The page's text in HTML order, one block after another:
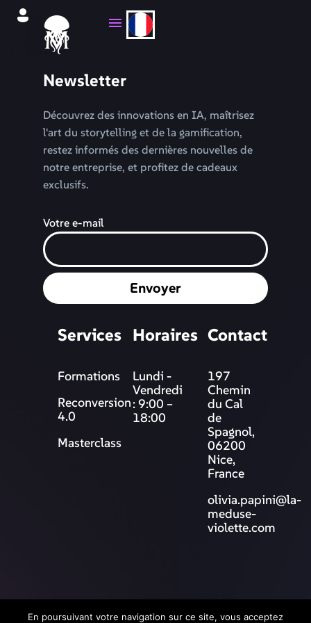
Newsletter
Découvrez des innovations en IA, maîtrisez
l'art du storytelling et de la gamification,
restez informés des dernières nouvelles de
notre entreprise, et profitez de cadeaux
exclusifs.
Votre e-mail
Envoyer
Services
Formations
Reconversion
4.0
Masterclass
Horaires
Lundi -
Vendredi
: 9:00 –
18:00
Contact
197
Chemin
du Cal
de
Spagnol,
06200
Nice,
France
olivia.papini@la-
meduse-
violette.com
© 2025 La Méduse Violette
En poursuivant votre navigation sur ce site, vous acceptez